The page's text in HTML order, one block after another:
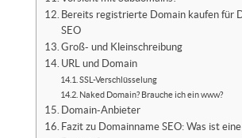
Bereits registrierte Domain kaufen für
SEO
Groß- und Kleinschreibung
URL und Domain
SSL-Verschlüsselung
Naked Domain? Brauche ich ein www?
Domain-Anbieter
Fazit zu Domainname SEO: Was ist